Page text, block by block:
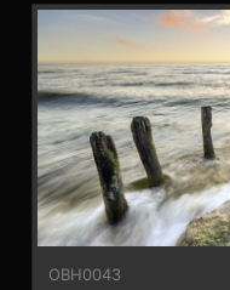
OBH0043